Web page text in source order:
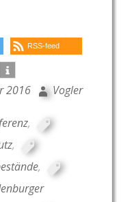
RSS-feed
2016 Vogler
,
,
,